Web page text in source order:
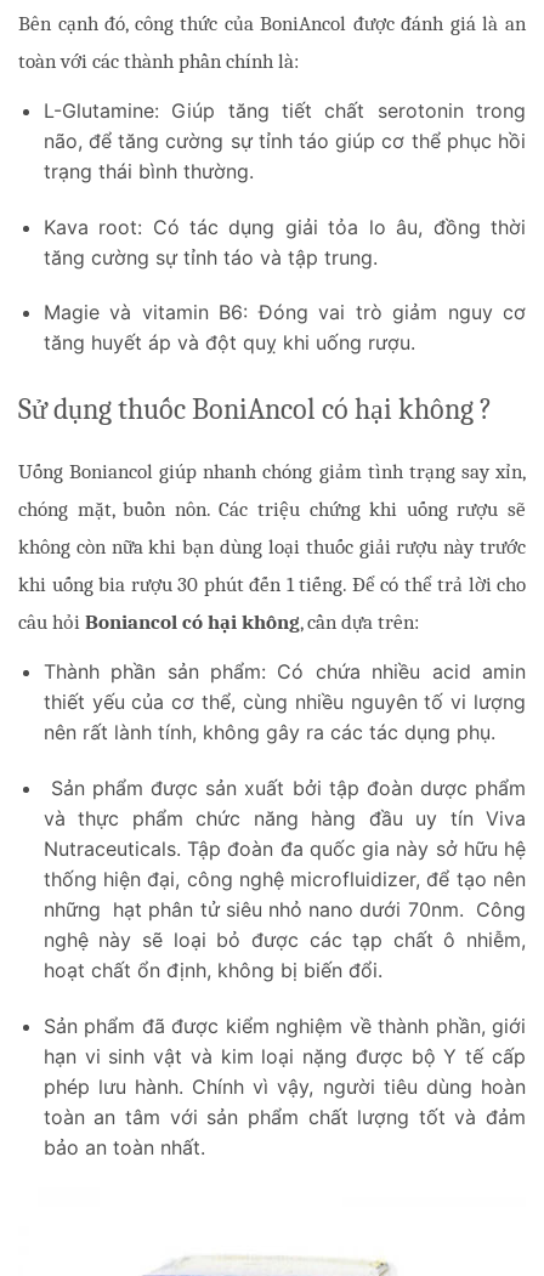
Bên cạnh đó, công thức của BoniAncol được đánh giá là an
toàn với các thành phần chính là:
L-Glutamine: Giúp tăng tiết chất serotonin trong
não, để tăng cường sự tỉnh táo giúp cơ thể phục hồi
trạng thái bình thường.
Kava root: Có tác dụng giải tỏa lo âu, đồng thời
tăng cường sự tỉnh táo và tập trung.
Magie và vitamin B6: Đóng vai trò giảm nguy cơ
tăng huyết áp và đột quỵ khi uống rượu.
Sử dụng thuốc BoniAncol có hại không ?
Uống Boniancol giúp nhanh chóng giảm tình trạng say xỉn,
chóng mặt, buồn nôn. Các triệu chứng khi uống rượu sẽ
không còn nữa khi bạn dùng loại thuốc giải rượu này trước
khi uống bia rượu 30 phút đến 1 tiếng. Để có thể trả lời cho
câu hỏi Boniancol có hại không, cần dựa trên:
Thành phần sản phẩm: Có chứa nhiều acid amin
thiết yếu của cơ thể, cùng nhiều nguyên tố vi lượng
nên rất lành tính, không gây ra các tác dụng phụ.
Sản phẩm được sản xuất bởi tập đoàn dược phẩm
và thực phẩm chức năng hàng đầu uy tín Viva
Nutraceuticals. Tập đoàn đa quốc gia này sở hữu hệ
thống hiện đại, công nghệ microfluidizer, để tạo nên
những hạt phân tử siêu nhỏ nano dưới 70nm. Công
nghệ này sẽ loại bỏ được các tạp chất ô nhiễm,
hoạt chất ổn định, không bị biến đổi.
Sản phẩm đã được kiểm nghiệm về thành phần, giới
hạn vi sinh vật và kim loại nặng được bộ Y tế cấp
phép lưu hành. Chính vì vậy, người tiêu dùng hoàn
toàn an tâm với sản phẩm chất lượng tốt và đảm
bảo an toàn nhất.